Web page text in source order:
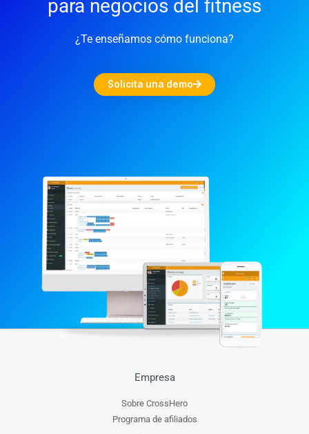
para negocios del fitness
¿Te enseñamos cómo funciona?
Solicita una demo
Empresa
Sobre CrossHero
Programa de afiliados